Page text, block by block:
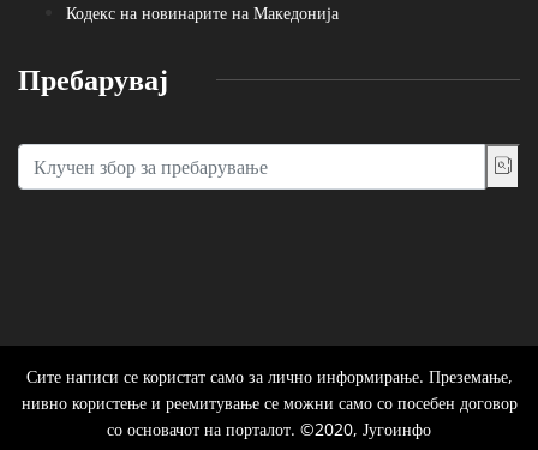
Кодекс на новинарите на Македонија
Пребарувај
Сите написи се користат само за лично информирање. Преземање,
нивно користење и реемитување се можни само со посебен договор
со основачот на порталот. ©2020, Југоинфо